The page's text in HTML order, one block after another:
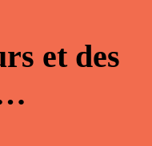
et des